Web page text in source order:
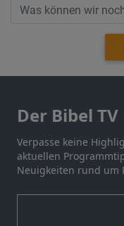
Der Bibel
Verpasse keine
aktuellen
Neuigkeiten rund um